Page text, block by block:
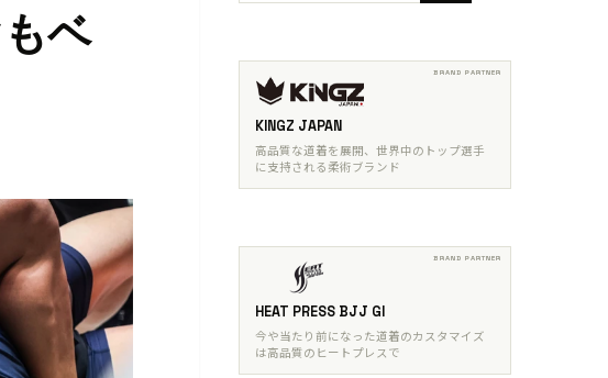
ベ
KINGZ JAPAN
高品質な道着を展開、世界中のトップ選手
に支持される柔術ブランド
HEAT PRESS BJJ GI
今や当たり前になった道着のカスタマイズ
は高品質のヒートプレスで